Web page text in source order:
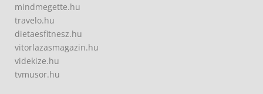
mindmegette.hu
travelo.hu
dietaesfitnesz.hu
vitorlazasmagazin.hu
videkize.hu
tvmusor.hu